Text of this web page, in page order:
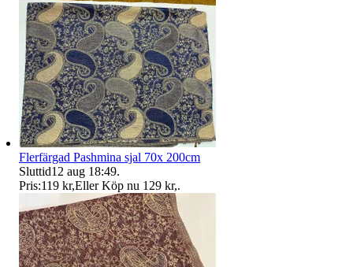
Flerfärgad Pashmina sjal 70x 200cm
Sluttid12 aug 18:49.
Pris:119 kr,Eller Köp nu 129 kr,.